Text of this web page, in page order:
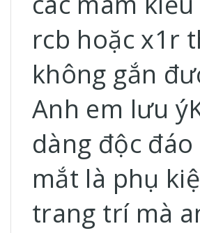
rcb hoặc x1r
không gắn
Anh em lưu ý
dàng độc
mắt là phụ
trang trí mà